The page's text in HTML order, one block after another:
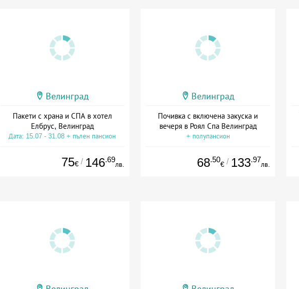
Велинград
Пакети с храна и СПА в хотел
Елбрус, Велинград
Дата: 15.07 - 31.08 + пълен пансион
75€ / 146.69
лв.
Велинград
Почивка с включена закуска и
вечеря в Роял Спа Велинград
+ полупансион
68.50
€ / 133.97
лв.